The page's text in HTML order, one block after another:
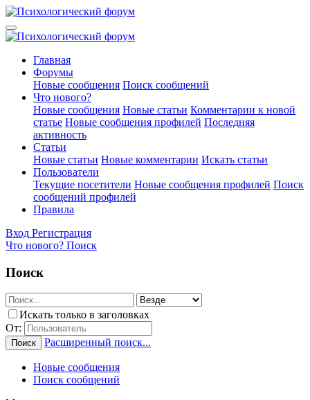
Главная
Форумы
Новые сообщения Поиск сообщений
Что нового?
Новые сообщения Новые статьи Комментарии к новой
статье Новые сообщения профилей Последняя
активность
Статьи
Новые статьи Новые комментарии Искать статьи
Пользователи
Текущие посетители Новые сообщения профилей Поиск
сообщений профилей
Правила
Вход Регистрация
Что нового? Поиск
Поиск
Искать только в заголовках
От:
Поиск Расширенный поиск...
Новые сообщения
Поиск сообщений